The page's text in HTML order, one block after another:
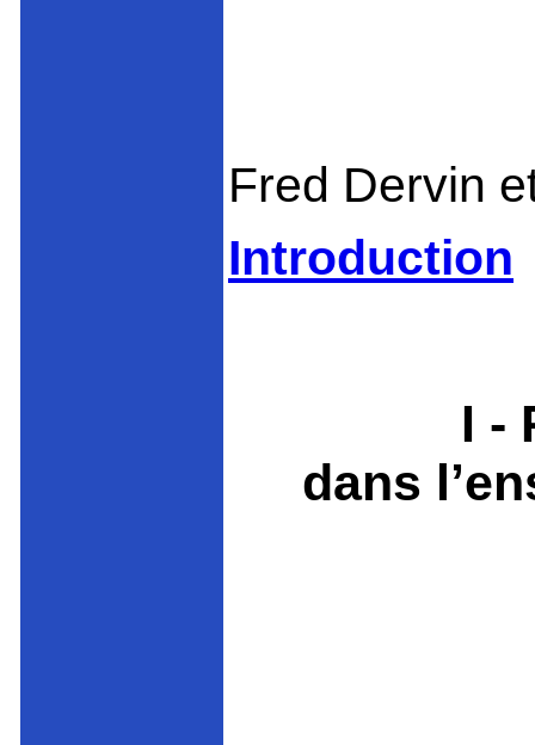
Fred Dervin
Introduction
I -
dans